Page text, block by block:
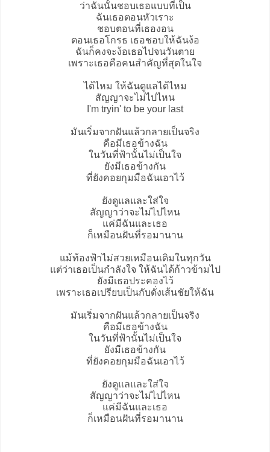
ว่าฉันนั้นชอบเธอแบบที่เป็น
ฉันเธอตอนหัวเราะ
ชอบตอนที่เธองอน
ตอนเธอโกรธ เธอชอบให้ฉันง้อ
ฉันก็คงจะง้อเธอไปจนวันตาย
เพราะเธอคือคนสําคัญที่สุดในใจ
ได้ไหม ให้ฉันดูแลได้ไหม
สัญญาจะไม่ไปไหน
I'm tryin' to be your last
มันเริ่มจากฝันแล้วกลายเป็นจริง
คือมีเธอข้างฉัน
ในวันที่ฟ้านั้นไม่เป็นใจ
ยังมีเธอข้างกัน
ที่ยังคอยกุมมือฉันเอาไว้
ยังดูแลและใส่ใจ
สัญญาว่าจะไม่ไปไหน
แค่มีฉันและเธอ
ก็เหมือนฝันที่รอมานาน
แม้ท้องฟ้าไม่สวยเหมือนเดิมในทุกวัน
แต่ว่าเธอเป็นกําลังใจ ให้ฉันได้ก้าวข้ามไป
ยังมีเธอประคองไว้
เพราะเธอเปรียบเป็นกับดั่งเส้นชัยให้ฉัน
มันเริ่มจากฝันแล้วกลายเป็นจริง
คือมีเธอข้างฉัน
ในวันที่ฟ้านั้นไม่เป็นใจ
ยังมีเธอข้างกัน
ที่ยังคอยกุมมือฉันเอาไว้
ยังดูแลและใส่ใจ
สัญญาว่าจะไม่ไปไหน
แค่มีฉันและเธอ
ก็เหมือนฝันที่รอมานาน